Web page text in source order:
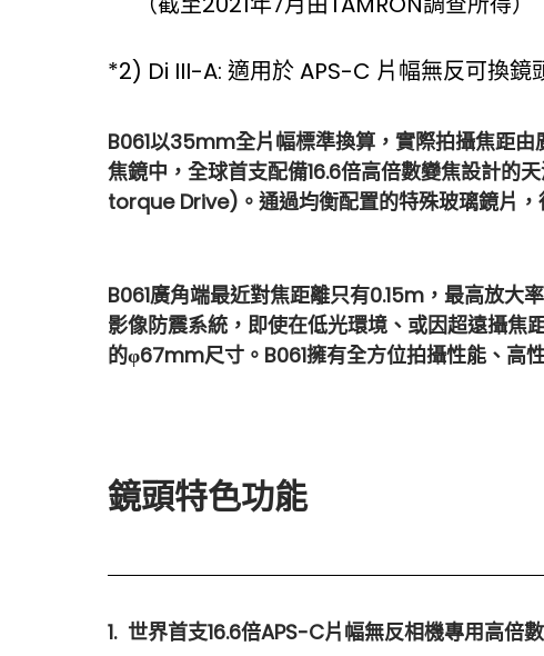
*2) Di III-A: 適用於 APS-C 片幅無反可換鏡
B061以35mm全片幅標準換算，實際拍攝焦距
焦鏡中，全球⾸⽀配備16.6倍⾼倍數變焦設計
torque Drive)。通過均衡配置的特殊玻璃鏡⽚，
B061廣⾓端最近對焦距離只有0.15m，最⾼放
影像防震系統，即使在低光環境、或因超遠攝焦
的φ67mm尺寸。B061擁有全⽅位拍攝性能、高
鏡頭特色功能
1. 世界⾸⽀16.6倍APS-C片幅無反相機專用⾼倍